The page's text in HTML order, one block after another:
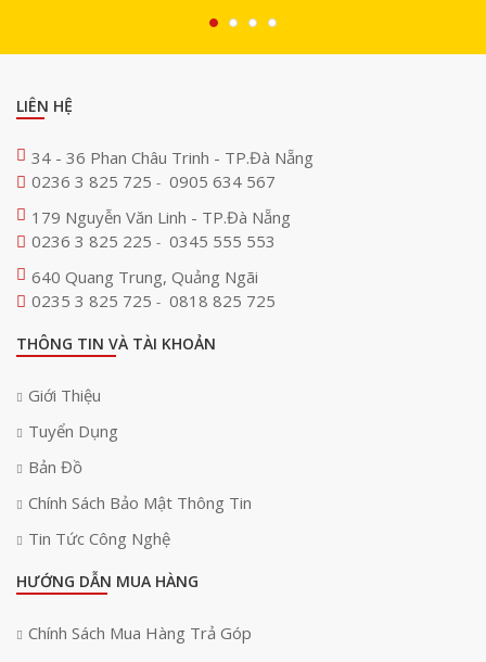
LIÊN HỆ
34 - 36 Phan Châu Trinh - TP.Đà Nẵng
0236 3 825 725 - 0905 634 567
179 Nguyễn Văn Linh - TP.Đà Nẵng
0236 3 825 225 - 0345 555 553
640 Quang Trung, Quảng Ngãi
0235 3 825 725 - 0818 825 725
THÔNG TIN VÀ TÀI KHOẢN
Giới Thiệu
Tuyển Dụng
Bản Đồ
Chính Sách Bảo Mật Thông Tin
Tin Tức Công Nghệ
HƯỚNG DẪN MUA HÀNG
Chính Sách Mua Hàng Trả Góp